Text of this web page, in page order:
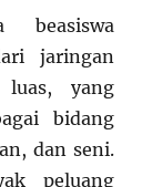
beasiswa
jaringan
yang
bidang
dan seni.
peluang